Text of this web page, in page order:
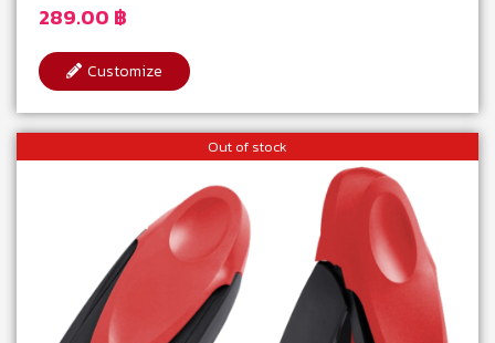
289.00 ฿
Customize
Out of stock